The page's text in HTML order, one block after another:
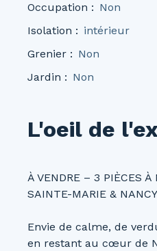
Occupation : Non
Isolation : intérieur
Grenier : Non
Jardin : Non
L'oeil de
À VENDRE – 3 PIÈCES À
SAINTE-MARIE &
Envie de calme, de
en restant au cœur de